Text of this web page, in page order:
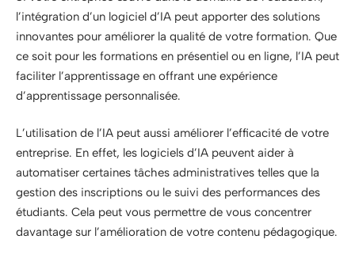
l’intégration d’un logiciel d’IA peut apporter des solutions
innovantes pour améliorer la qualité de votre formation. Que
ce soit pour les formations en présentiel ou en ligne, l’IA peut
faciliter l’apprentissage en offrant une expérience
d’apprentissage personnalisée.
L’utilisation de l’IA peut aussi améliorer l’efficacité de votre
entreprise. En effet, les logiciels d’IA peuvent aider à
automatiser certaines tâches administratives telles que la
gestion des inscriptions ou le suivi des performances des
étudiants. Cela peut vous permettre de vous concentrer
davantage sur l’amélioration de votre contenu pédagogique.